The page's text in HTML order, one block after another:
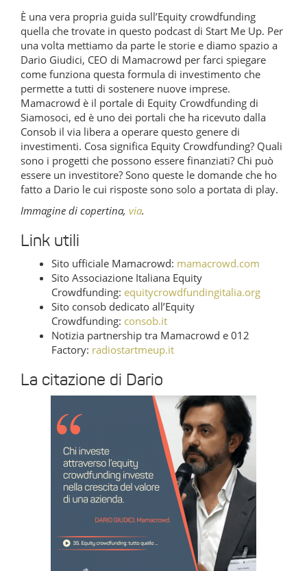
È una vera propria guida sull’Equity crowdfunding
quella che trovate in questo podcast di Start Me Up. Per
una volta mettiamo da parte le storie e diamo spazio a
Dario Giudici, CEO di Mamacrowd per farci spiegare
come funziona questa formula di investimento che
permette a tutti di sostenere nuove imprese.
Mamacrowd è il portale di Equity Crowdfunding di
Siamosoci, ed è uno dei portali che ha ricevuto dalla
Consob il via libera a operare questo genere di
investimenti. Cosa significa Equity Crowdfunding? Quali
sono i progetti che possono essere finanziati? Chi può
essere un investitore? Sono queste le domande che ho
fatto a Dario le cui risposte sono solo a portata di play.
Immagine di copertina, via.
Link utili
Sito ufficiale Mamacrowd: mamacrowd.com
Sito Associazione Italiana Equity
Crowdfunding: equitycrowdfundingitalia.org
Sito consob dedicato all’Equity
Crowdfunding: consob.it
Notizia partnership tra Mamacrowd e 012
Factory: radiostartmeup.it
La citazione di Dario